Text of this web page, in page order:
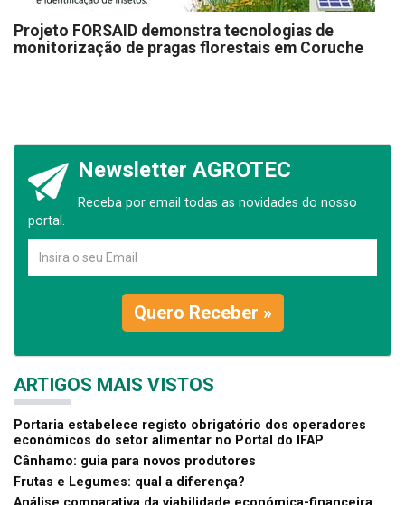
Projeto FORSAID demonstra tecnologias de
monitorização de pragas florestais em Coruche
Newsletter AGROTEC
Receba por email todas as novidades do nosso
portal.
Quero Receber »
ARTIGOS MAIS VISTOS
Portaria estabelece registo obrigatório dos operadores
económicos do setor alimentar no Portal do IFAP
Cânhamo: guia para novos produtores
Frutas e Legumes: qual a diferença?